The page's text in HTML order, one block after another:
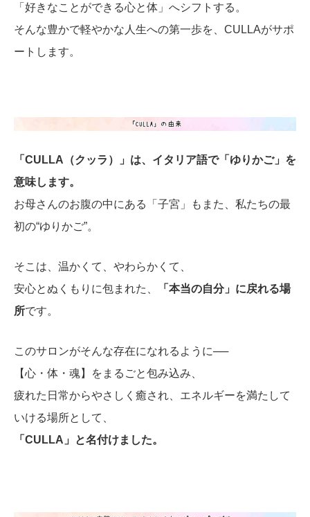
「好きなことができる心と体」へシフトする。
そんな豊かで軽やかな人生への第一歩を、CULLAがサポ
ートします。
「CULLA（クッラ）」は、イタリア語で「ゆりかご」を
意味します。
お母さんのお腹の中にある「子宮」もまた、私たちの最
初の“ゆりかご”。
そこは、温かくて、やわらかくて、
安心とぬくもりに包まれた、
「本当の自分」に戻れる場
所です。
このサロンがそんな存在になれるように──
【心・体・魂】をまるごと包み込み、
疲れた日常からやさしく癒され、エネルギーを満たして
いける場所として、
「CULLA」と名付けました。